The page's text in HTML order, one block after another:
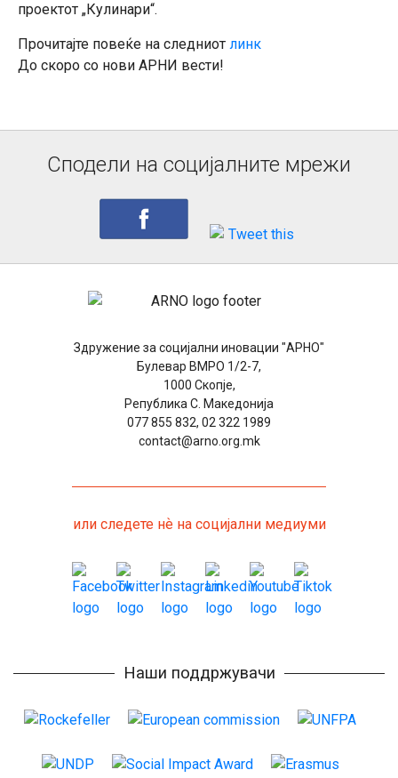
проектот „Кулинари“.
Прочитајте повеќе на следниот линк
До скоро со нови АРНИ вести!
Сподели на социјалните мрежи
Здружение за социјални иновации "АРНО"
Булевар ВМРО 1/2-7,
1000 Скопје,
Република С. Македонија
077 855 832, 02 322 1989
contact@arno.org.mk
или следете нѐ на социјални медиуми
Наши поддржувачи